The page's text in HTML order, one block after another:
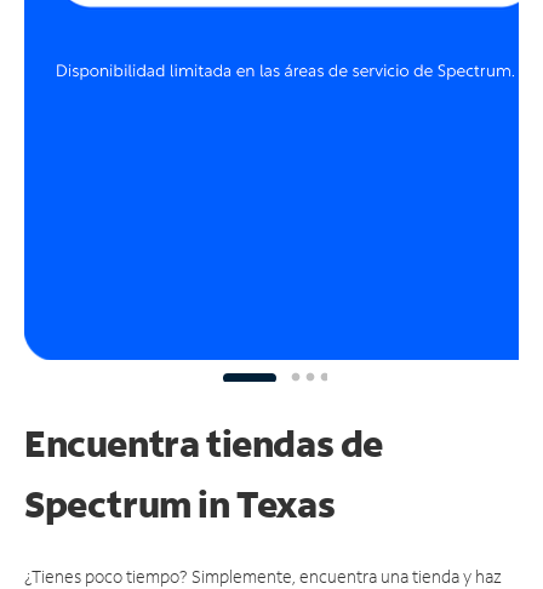
Encuentra tiendas de
Spectrumin Texas
¿Tienes poco tiempo? Simplemente, encuentra una tienda y haz